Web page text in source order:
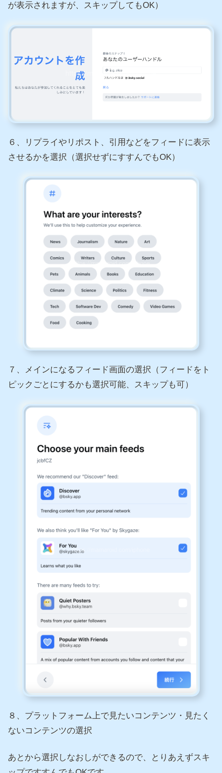
が表示されますが、スキップしてもOK）
６、リプライやリポスト、引用などをフィードに表示
させるかを選択（選択せずにすすんでもOK）
７、メインになるフィード画面の選択（フィードをト
ピックごとにするかも選択可能、スキップも可）
８、プラットフォーム上で見たいコンテンツ・見たく
ないコンテンツの選択
あとから選択しなおしができるので、とりあえずスキ